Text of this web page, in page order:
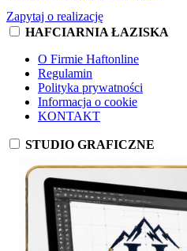
Zapytaj o realizację
HAFCIARNIA ŁAZISKA
O Firmie Haftonline
Regulamin
Polityka prywatności
Informacja o cookie
KONTAKT
STUDIO GRAFICZNE